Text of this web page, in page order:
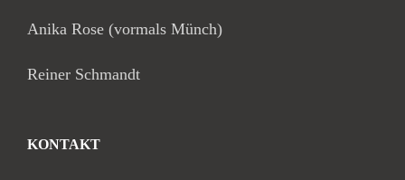
Anika Rose (vormals Münch)
Reiner Schmandt
KONTAKT